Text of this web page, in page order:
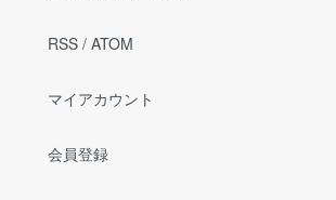
RSS / ATOM
マイアカウント
会員登録